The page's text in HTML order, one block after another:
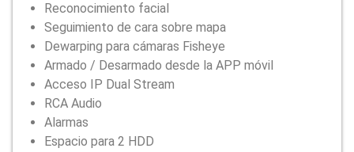
Reconocimiento facial
Seguimiento de cara sobre mapa
Dewarping para cámaras Fisheye
Armado / Desarmado desde la APP móvil
Acceso IP Dual Stream
RCA Audio
Alarmas
Espacio para 2 HDD